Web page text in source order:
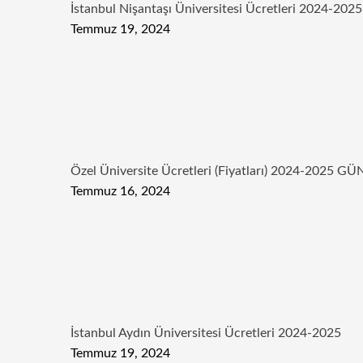
İstanbul Nişantaşı Üniversitesi Ücretleri 2024-2025
Temmuz 19, 2024
Özel Üniversite Ücretleri (Fiyatları) 2024-2025
Temmuz 16, 2024
İstanbul Aydın Üniversitesi Ücretleri 2024-2025
Temmuz 19, 2024